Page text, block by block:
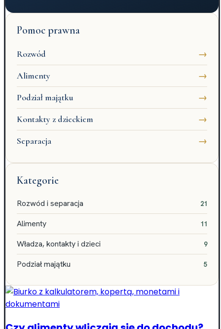
Pomoc prawna
Rozwód
→
Alimenty
→
Podział majątku
→
Kontakty z dzieckiem
→
Separacja
→
Kategorie
Rozwód i separacja 21
Alimenty 11
Władza, kontakty i dzieci 9
Podział majątku 5